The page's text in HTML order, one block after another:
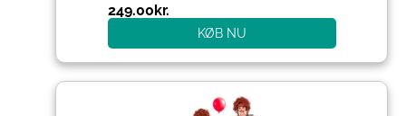
249.00kr.
KØB NU